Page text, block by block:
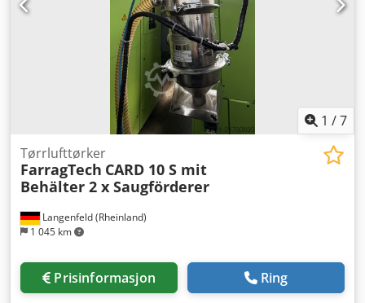
1 /7
Langenfeld (Rheinland)
1 045 km
Tørrlufttørker
FarragTech CARD 10 S mit
Behälter 2 x Saugförderer
Prisinformasjon Ring